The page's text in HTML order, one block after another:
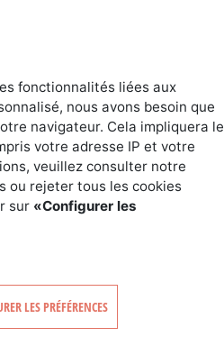
fonctionnalités liées aux
nous avons besoin que
navigateur. Cela impliquera le
votre adresse IP et votre
veuillez consulter notre
ou rejeter tous les cookies
sur «Configurer les
LES PRÉFÉRENCES